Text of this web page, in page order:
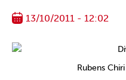
13/10/2011 - 12:02
Rubens